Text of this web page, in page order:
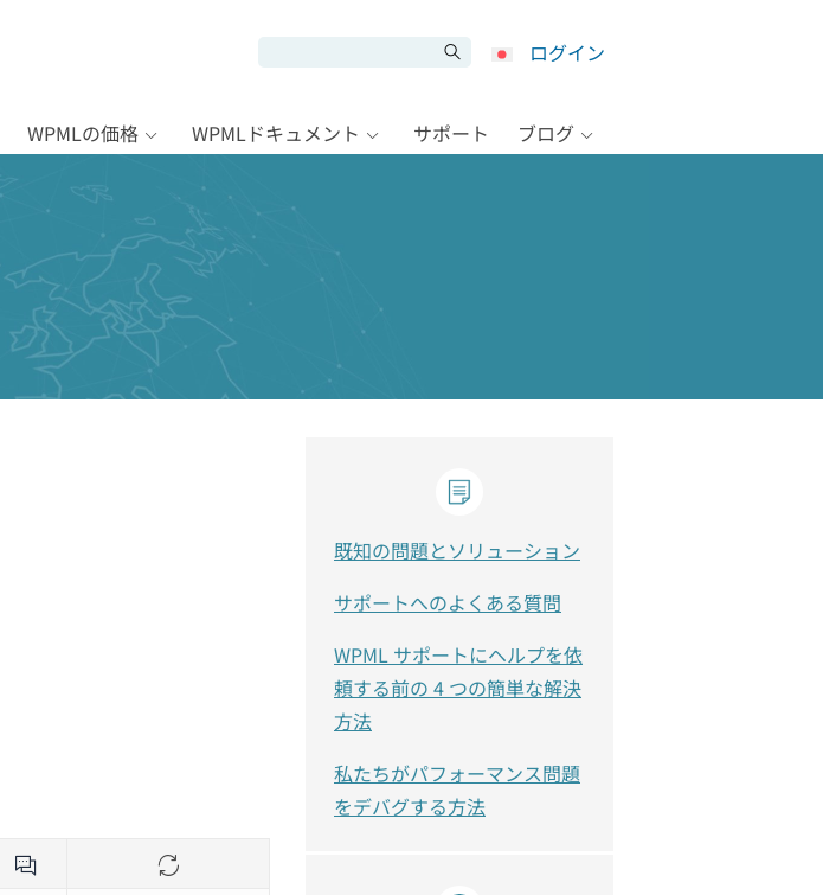
ログイン
WPMLの価格 WPMLドキュメント サポート ブログ
既知の問題とソリューション
サポートへのよくある質問
WPML サポートにヘルプを依
頼する前の 4 つの簡単な解決
方法
私たちがパフォーマンス問題
をデバグする方法